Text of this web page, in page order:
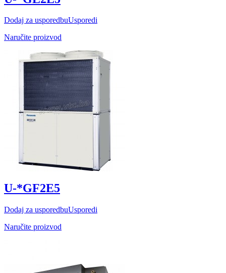
Dodaj za usporedbuUsporedi
Naručite proizvod
U-*GF2E5
Dodaj za usporedbuUsporedi
Naručite proizvod